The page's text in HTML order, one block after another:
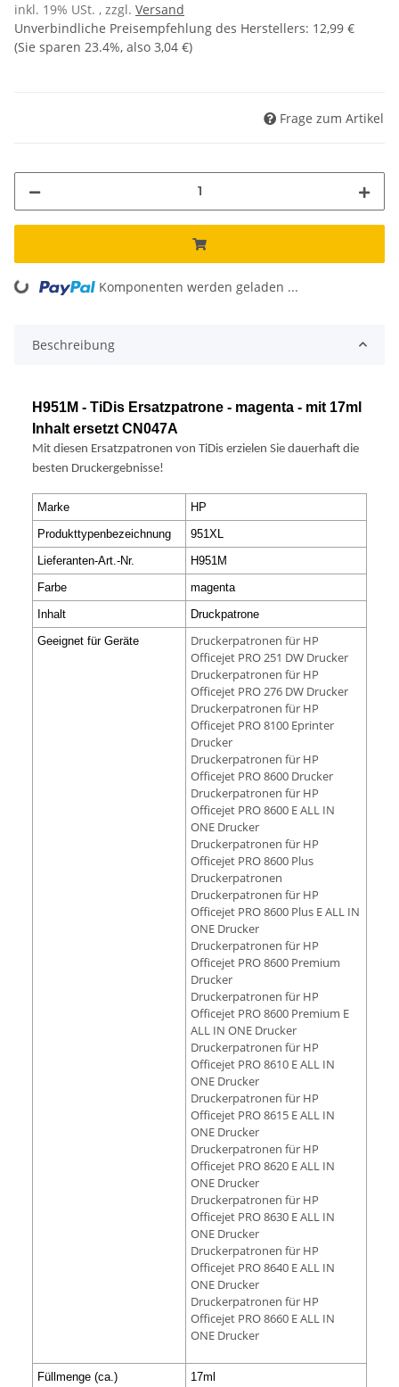
inkl. 19% USt. , zzgl. Versand
Unverbindliche Preisempfehlung des Herstellers: 12,99 €
(Sie sparen 23.4%, also 3,04 €)
Frage zum Artikel
Komponenten werden geladen ...
Beschreibung
H951M - TiDis Ersatzpatrone - magenta - mit 17ml
Inhalt ersetzt CN047A
Mit diesen Ersatzpatronen von TiDis erzielen Sie dauerhaft die
besten Druckergebnisse!
Marke
HP
Produkttypenbezeichnung
951XL
Lieferanten-Art.-Nr.
H951M
Farbe
magenta
Inhalt
Druckpatrone
Geeignet für Geräte
Druckerpatronen für HP
Officejet PRO 251 DW Drucker
Druckerpatronen für HP
Officejet PRO 276 DW Drucker
Druckerpatronen für HP
Officejet PRO 8100 Eprinter
Drucker
Druckerpatronen für HP
Officejet PRO 8600 Drucker
Druckerpatronen für HP
Officejet PRO 8600 E ALL IN
ONE Drucker
Druckerpatronen für HP
Officejet PRO 8600 Plus
Druckerpatronen
Druckerpatronen für HP
Officejet PRO 8600 Plus E ALL IN
ONE Drucker
Druckerpatronen für HP
Officejet PRO 8600 Premium
Drucker
Druckerpatronen für HP
Officejet PRO 8600 Premium E
ALL IN ONE Drucker
Druckerpatronen für HP
Officejet PRO 8610 E ALL IN
ONE Drucker
Druckerpatronen für HP
Officejet PRO 8615 E ALL IN
ONE Drucker
Druckerpatronen für HP
Officejet PRO 8620 E ALL IN
ONE Drucker
Druckerpatronen für HP
Officejet PRO 8630 E ALL IN
ONE Drucker
Druckerpatronen für HP
Officejet PRO 8640 E ALL IN
ONE Drucker
Druckerpatronen für HP
Officejet PRO 8660 E ALL IN
ONE Drucker
Füllmenge (ca.) 17ml